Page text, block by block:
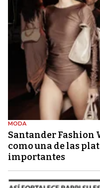
MODA
Santander Fashion
como una de las
importantes